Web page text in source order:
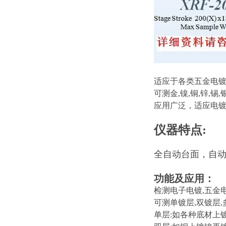
适应于各类五金电
可测金,镍,铜,锌,锡,
应用广泛，适应电
仪器特点:
全自动台面，自
功能及应用：
检测电子电镀,五金
可测单镀层,双镀层,
单层:如各种底材上